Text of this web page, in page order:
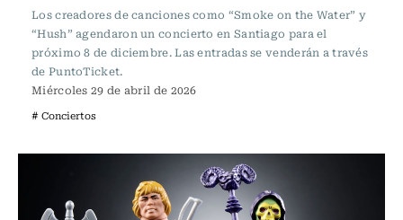
Los creadores de canciones como “Smoke on the Water” y
“Hush” agendaron un concierto en Santiago para el
próximo 8 de diciembre. Las entradas se venderán a través
de PuntoTicket.
Miércoles 29 de abril de 2026
# Conciertos